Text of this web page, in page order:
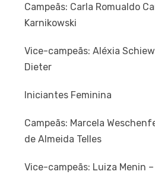
Campeãs: Carla Romualdo
Karnikowski
Vice-campeãs: Aléxia
Dieter
Iniciantes Feminina
Campeãs: Marcela
de Almeida Telles
Vice-campeãs: Luiza Menin